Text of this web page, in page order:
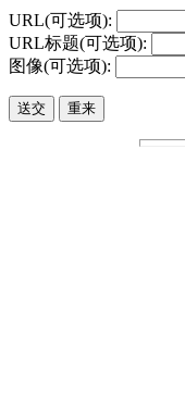
URL(可选项):
URL标题(可选项):
图像(可选项):